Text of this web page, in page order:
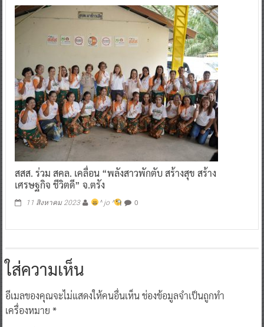
สสส. ร่วม สคล. เคลื่อน “พลังสาวพักตับ สร้างสุข สร้าง
เศรษฐกิจ ชีวิตดี” จ.ตรัง
11 สิงหาคม 2023 ^ jo ^ 0
ใส่ความเห็น
อีเมลของคุณจะไม่แสดงให้คนอื่นเห็นช่องข้อมูลจำเป็นถูกทำ
เครื่องหมาย *